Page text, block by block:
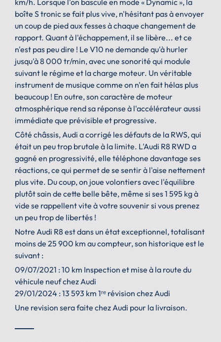
km/h. Lorsque l'on bascule en mode « Dynamic », la
boîte S tronic se fait plus vive, n'hésitant pas à envoyer
un coup de pied aux fesses à chaque changement de
rapport. Quant à l'échappement, il se libère... et ce
n'est pas peu dire ! Le V10 ne demande qu'à hurler
jusqu'à 8 000 tr/min, avec une sonorité qui module
suivant le régime et la charge moteur. Un véritable
instrument de musique comme on n'en fait hélas plus
beaucoup ! En outre, son caractère de moteur
atmosphérique rend sa réponse à l'accélérateur aussi
immédiate que prévisible et progressive.
Côté châssis, Audi a corrigé les défauts de la RWS, qui
était un peu trop brutale à la limite. L'Audi R8 RWD a
gagné en progressivité, elle téléphone davantage ses
réactions, ce qui permet de se sentir à l'aise nettement
plus vite. Du coup, on joue volontiers avec l'équilibre
plutôt sain de cette belle bête, même si ses 1 595 kg à
vide se rappellent vite à votre souvenir si vous prenez
un peu trop de libertés !
Notre Audi R8 est dans un état exceptionnel, totalisant
moins de 25 900 km au compteur, son historique est le
suivant :
09/07/2021 : 10 km Inspection et mise à la route du
véhicule neuf chez Audi
29/01/2024 : 13 593 km 1ʳᵉ révision chez Audi
Une revision sera faite chez Audi pour la livraison.